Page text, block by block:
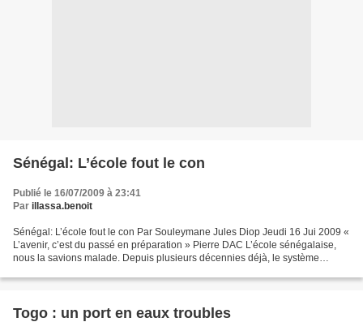
Sénégal: L’école fout le con
Publié le 16/07/2009 à 23:41
Par illassa.benoit
Sénégal: L’école fout le con Par Souleymane Jules Diop Jeudi 16 Jui 2009 «
L’avenir, c’est du passé en préparation » Pierre DAC L’école sénégalaise,
nous la savions malade. Depuis plusieurs décennies déjà, le système
Togo : un port en eaux troubles